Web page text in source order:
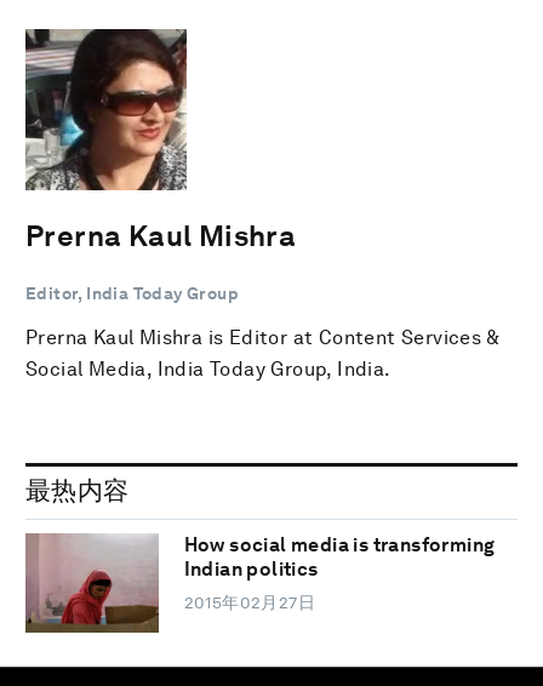
Prerna Kaul Mishra
Editor, India Today Group
Prerna Kaul Mishra is Editor at Content Services &
Social Media, India Today Group, India.
最热内容
How social media is transforming
Indian politics
2015年02月27日